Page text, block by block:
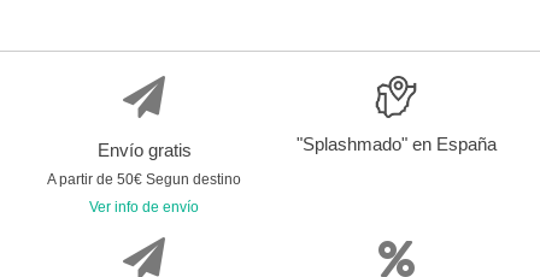
Envío gratis
A partir de 50€ Segun destino
Ver info de envío
"Splashmado" en España